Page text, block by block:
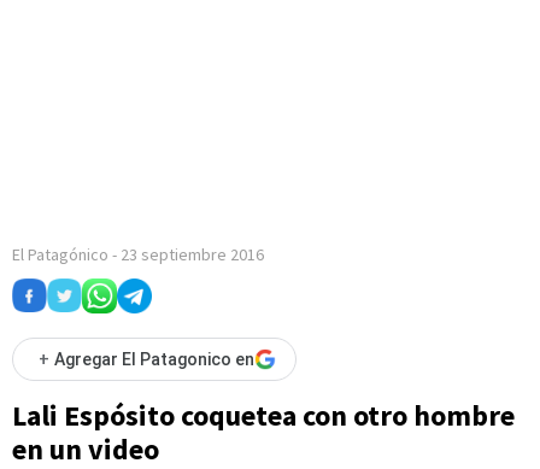
El Patagónico - 23 septiembre 2016
+ Agregar El Patagonico en
Lali Espósito coquetea con otro hombre
en un video